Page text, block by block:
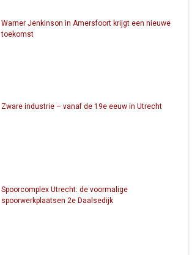
Warner Jenkinson in Amersfoort krijgt een nieuwe
toekomst
Zware industrie – vanaf de 19e eeuw in Utrecht
Spoorcomplex Utrecht: de voormalige
spoorwerkplaatsen 2e Daalsedijk